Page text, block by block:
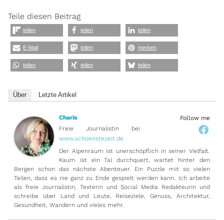
Teile diesen Beitrag
teilen teilen teilen
E-Mail teilen merken
teilen teilen teilen
Über Letzte Artikel
Follow me
Charis
Freie Journalistin bei
www.schoenstezeit.de
Der Alpenraum ist unerschöpflich in seiner Vielfalt.
Kaum ist ein Tal durchquert, wartet hinter den
Bergen schon das nächste Abenteuer. Ein Puzzle mit so vielen
Teilen, dass es nie ganz zu Ende gespielt werden kann. Ich arbeite
als freie Journalistin, Texterin und Social Media Redakteurin und
schreibe über Land und Leute, Reiseziele, Genuss, Architektur,
Gesundheit, Wandern und vieles mehr.